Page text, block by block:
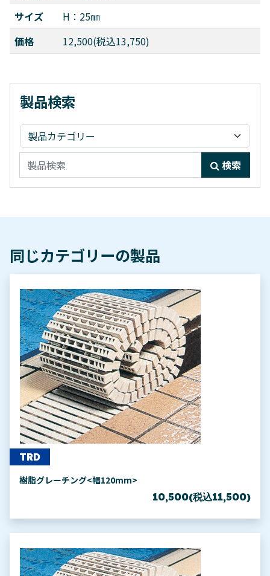
サイズ
H：25㎜
価格
12,500(税込13,750)
製品検索
検索:
検索
同じカテゴリーの製品
TRD
樹脂グレーチング<幅120mm>
10,500(税込11,500)